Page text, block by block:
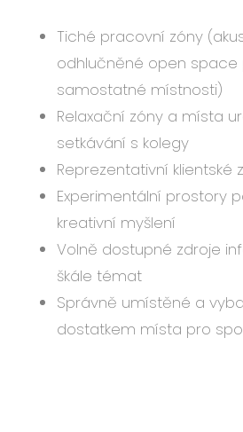
Tiché pracovní zóny
odhlučněné open space
samostatné místnosti)
Relaxační zóny a místa
setkávání s kolegy
Reprezentativní klientské
Experimentální prostory
kreativní myšlení
Volně dostupné zdroje
škále témat
Správně umístěné a
dostatkem místa pro